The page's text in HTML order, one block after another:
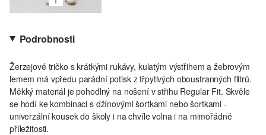
Podrobnosti
Žerzejové tričko s krátkými rukávy, kulatým výstřihem a žebrovým
lemem má vpředu parádní potisk z třpytivých oboustranných flitrů.
Měkký materiál je pohodlný na nošení v střihu Regular Fit. Skvěle
se hodí ke kombinaci s džínovými šortkami nebo šortkami -
univerzální kousek do školy i na chvíle volna i na mimořádné
příležitosti.